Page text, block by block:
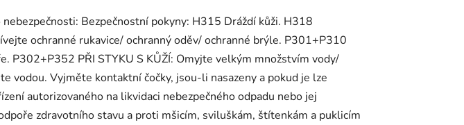
Bezpečnostní pokyny: H315 Dráždí kůži. H318
ochranné rukavice/ ochranný oděv/ ochranné brýle. P301+P310
P302+P352 PŘI STYKU S KŮŽÍ: Omyjte velkým množstvím vody/
vodou. Vyjměte kontaktní čočky, jsou-li nasazeny a pokud je lze
autorizovaného na likvidaci nebezpečného odpadu nebo jej
zdravotního stavu a proti mšicím, sviluškám, štítenkám a puklicím